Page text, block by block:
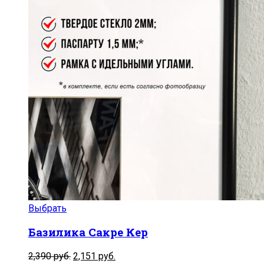
Выбрать
Базилика Сакре Кер
2,390руб. 2,151 руб.